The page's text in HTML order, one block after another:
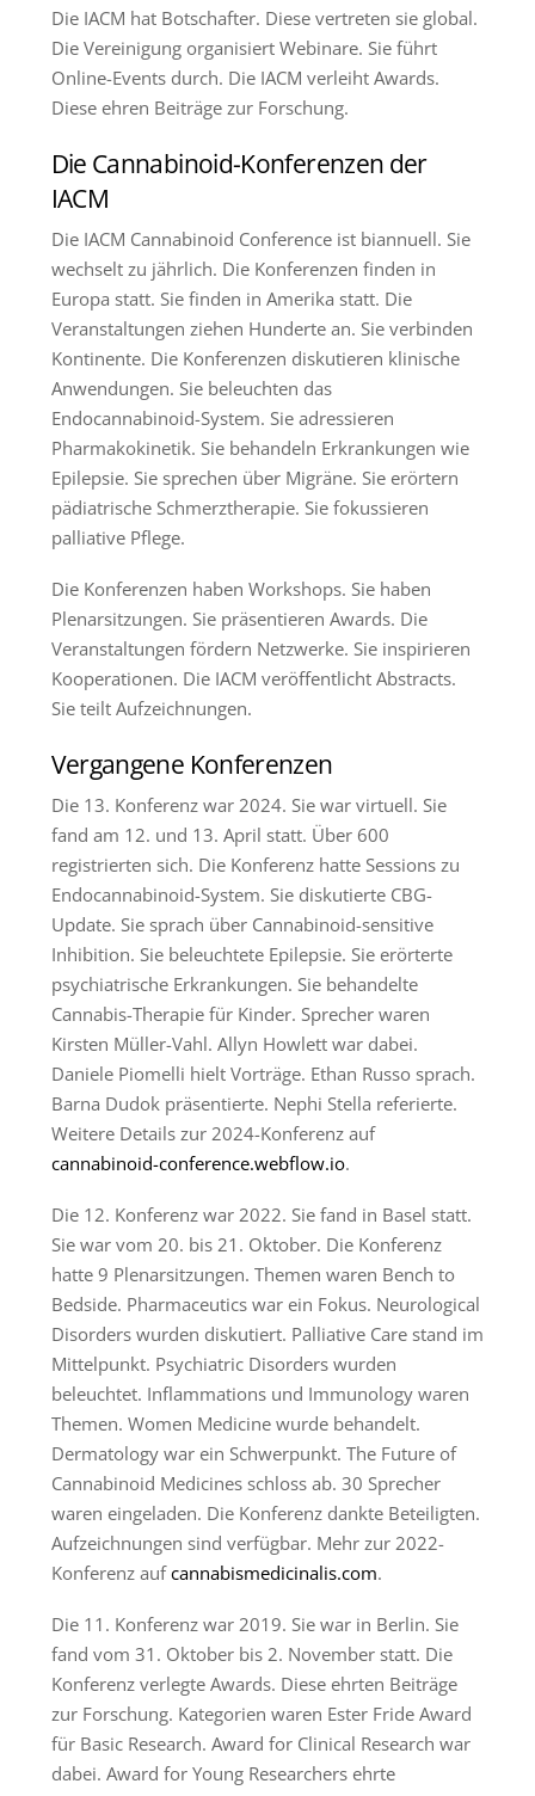
Die IACM hat Botschafter. Diese vertreten sie global.
Die Vereinigung organisiert Webinare. Sie führt
Online-Events durch. Die IACM verleiht Awards.
Diese ehren Beiträge zur Forschung.
Die Cannabinoid-Konferenzen der
IACM
Die IACM Cannabinoid Conference ist biannuell. Sie
wechselt zu jährlich. Die Konferenzen finden in
Europa statt. Sie finden in Amerika statt. Die
Veranstaltungen ziehen Hunderte an. Sie verbinden
Kontinente. Die Konferenzen diskutieren klinische
Anwendungen. Sie beleuchten das
Endocannabinoid-System. Sie adressieren
Pharmakokinetik. Sie behandeln Erkrankungen wie
Epilepsie. Sie sprechen über Migräne. Sie erörtern
pädiatrische Schmerztherapie. Sie fokussieren
palliative Pflege.
Die Konferenzen haben Workshops. Sie haben
Plenarsitzungen. Sie präsentieren Awards. Die
Veranstaltungen fördern Netzwerke. Sie inspirieren
Kooperationen. Die IACM veröffentlicht Abstracts.
Sie teilt Aufzeichnungen.
Vergangene Konferenzen
Die 13. Konferenz war 2024. Sie war virtuell. Sie
fand am 12. und 13. April statt. Über 600
registrierten sich. Die Konferenz hatte Sessions zu
Endocannabinoid-System. Sie diskutierte CBG-
Update. Sie sprach über Cannabinoid-sensitive
Inhibition. Sie beleuchtete Epilepsie. Sie erörterte
psychiatrische Erkrankungen. Sie behandelte
Cannabis-Therapie für Kinder. Sprecher waren
Kirsten Müller-Vahl. Allyn Howlett war dabei.
Daniele Piomelli hielt Vorträge. Ethan Russo sprach.
Barna Dudok präsentierte. Nephi Stella referierte.
Weitere Details zur 2024-Konferenz auf
cannabinoid-conference.webflow.io.
Die 12. Konferenz war 2022. Sie fand in Basel statt.
Sie war vom 20. bis 21. Oktober. Die Konferenz
hatte 9 Plenarsitzungen. Themen waren Bench to
Bedside. Pharmaceutics war ein Fokus. Neurological
Disorders wurden diskutiert. Palliative Care stand im
Mittelpunkt. Psychiatric Disorders wurden
beleuchtet. Inflammations und Immunology waren
Themen. Women Medicine wurde behandelt.
Dermatology war ein Schwerpunkt. The Future of
Cannabinoid Medicines schloss ab. 30 Sprecher
waren eingeladen. Die Konferenz dankte Beteiligten.
Aufzeichnungen sind verfügbar. Mehr zur 2022-
Konferenz aufcannabismedicinalis.com.
Die 11. Konferenz war 2019. Sie war in Berlin. Sie
fand vom 31. Oktober bis 2. November statt. Die
Konferenz verlegte Awards. Diese ehrten Beiträge
zur Forschung. Kategorien waren Ester Fride Award
für Basic Research. Award for Clinical Research war
dabei. Award for Young Researchers ehrte